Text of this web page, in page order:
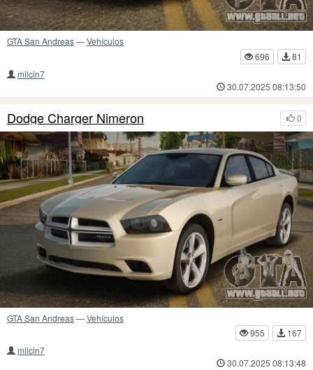
GTA San Andreas—Vehículos
696
81
milcin7
30.07.2025 08:13:50
0
Dodge Charger Nimeron
GTA San Andreas—Vehículos
955
167
milcin7
30.07.2025 08:13:48